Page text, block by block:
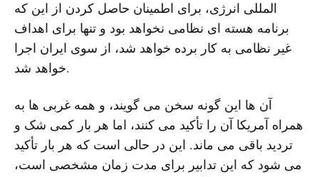
المللی انرژی، برای اطمینان حاصل کردن از این که
برنامه هسته ای نظامی نخواهد بود و تنها برای اهداف
غیر نظامی به کار برده خواهد شد، از سوی ایران اجرا
خواهد شد.
آن ها این گونه سخن می گویند، و همه غربی ها به
همراه آمریکا آن را تأکید می کنند، اما هر بار کمی شک و
تردید باقی می ماند. این در حالی است که هر بار تأکید
می شود که این تدابیر برای مدت زمان مشخصی است،